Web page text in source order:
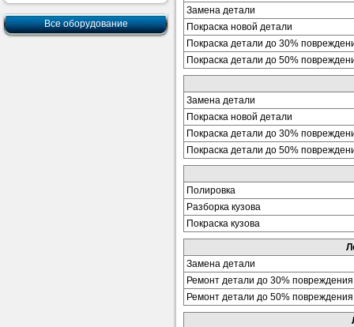
Все оборудование
Замена детали
Покраска новой детали
Покраска детали до 30%
Покраска детали до 50%
Замена детали
Покраска новой детали
Покраска детали до 30%
Покраска детали до 50%
Полировка
Разборка кузова
Покраска кузова
Замена детали
Ремонт детали до 30% повреждения
Ремонт детали до 50% повреждения